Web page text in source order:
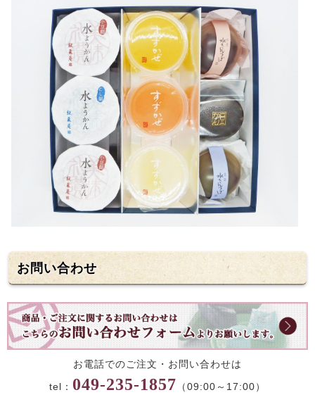
お問い合わせ
お電話でのご注文・お問い合わせは
tel： 049-235-1857 （09:00～17:00）